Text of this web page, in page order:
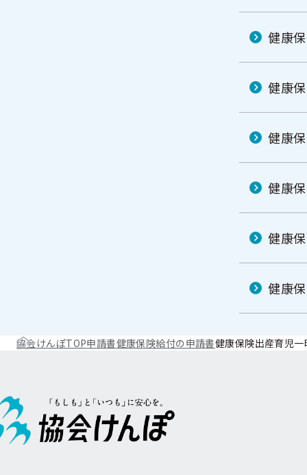
健康
健康
健康
健康
健康
健康
協会けんぽTOP申請書健康保険給付の申請書健康保険出産育児